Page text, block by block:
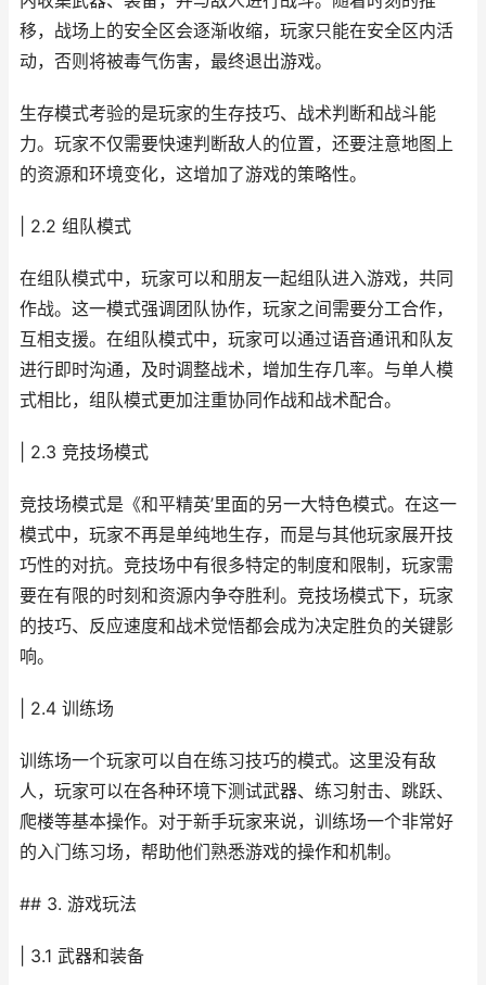
移，战场上的安全区会逐渐收缩，玩家只能在安全区内活
动，否则将被毒气伤害，最终退出游戏。
生存模式考验的是玩家的生存技巧、战术判断和战斗能
力。玩家不仅需要快速判断敌人的位置，还要注意地图上
的资源和环境变化，这增加了游戏的策略性。
| 2.2 组队模式
在组队模式中，玩家可以和朋友一起组队进入游戏，共同
作战。这一模式强调团队协作，玩家之间需要分工合作，
互相支援。在组队模式中，玩家可以通过语音通讯和队友
进行即时沟通，及时调整战术，增加生存几率。与单人模
式相比，组队模式更加注重协同作战和战术配合。
| 2.3 竞技场模式
竞技场模式是《和平精英’里面的另一大特色模式。在这一
模式中，玩家不再是单纯地生存，而是与其他玩家展开技
巧性的对抗。竞技场中有很多特定的制度和限制，玩家需
要在有限的时刻和资源内争夺胜利。竞技场模式下，玩家
的技巧、反应速度和战术觉悟都会成为决定胜负的关键影
响。
| 2.4 训练场
训练场一个玩家可以自在练习技巧的模式。这里没有敌
人，玩家可以在各种环境下测试武器、练习射击、跳跃、
爬楼等基本操作。对于新手玩家来说，训练场一个非常好
的入门练习场，帮助他们熟悉游戏的操作和机制。
## 3. 游戏玩法
| 3.1 武器和装备